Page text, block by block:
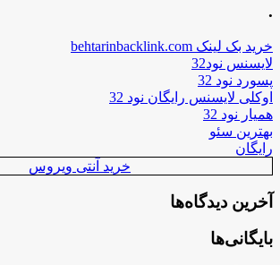
.
خرید بک لینک behtarinbacklink.com
لایسنس نود32
پسورد نود 32
اوکلی لایسنس رایگان نود 32
همیار نود 32
بهترین سئو
رایگان
خرید آنتی ویروس
آخرین دیدگاه‌ها
بایگانی‌ها